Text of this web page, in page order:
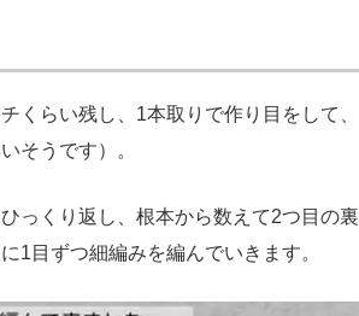
らい残し、1本取りで作り目をして、
そうです）。
っくり返し、根本から数えて2つ目の裏
1目ずつ細編みを編んでいきます。